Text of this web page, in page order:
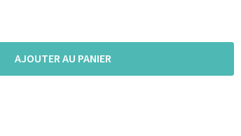
AJOUTER AU PANIER